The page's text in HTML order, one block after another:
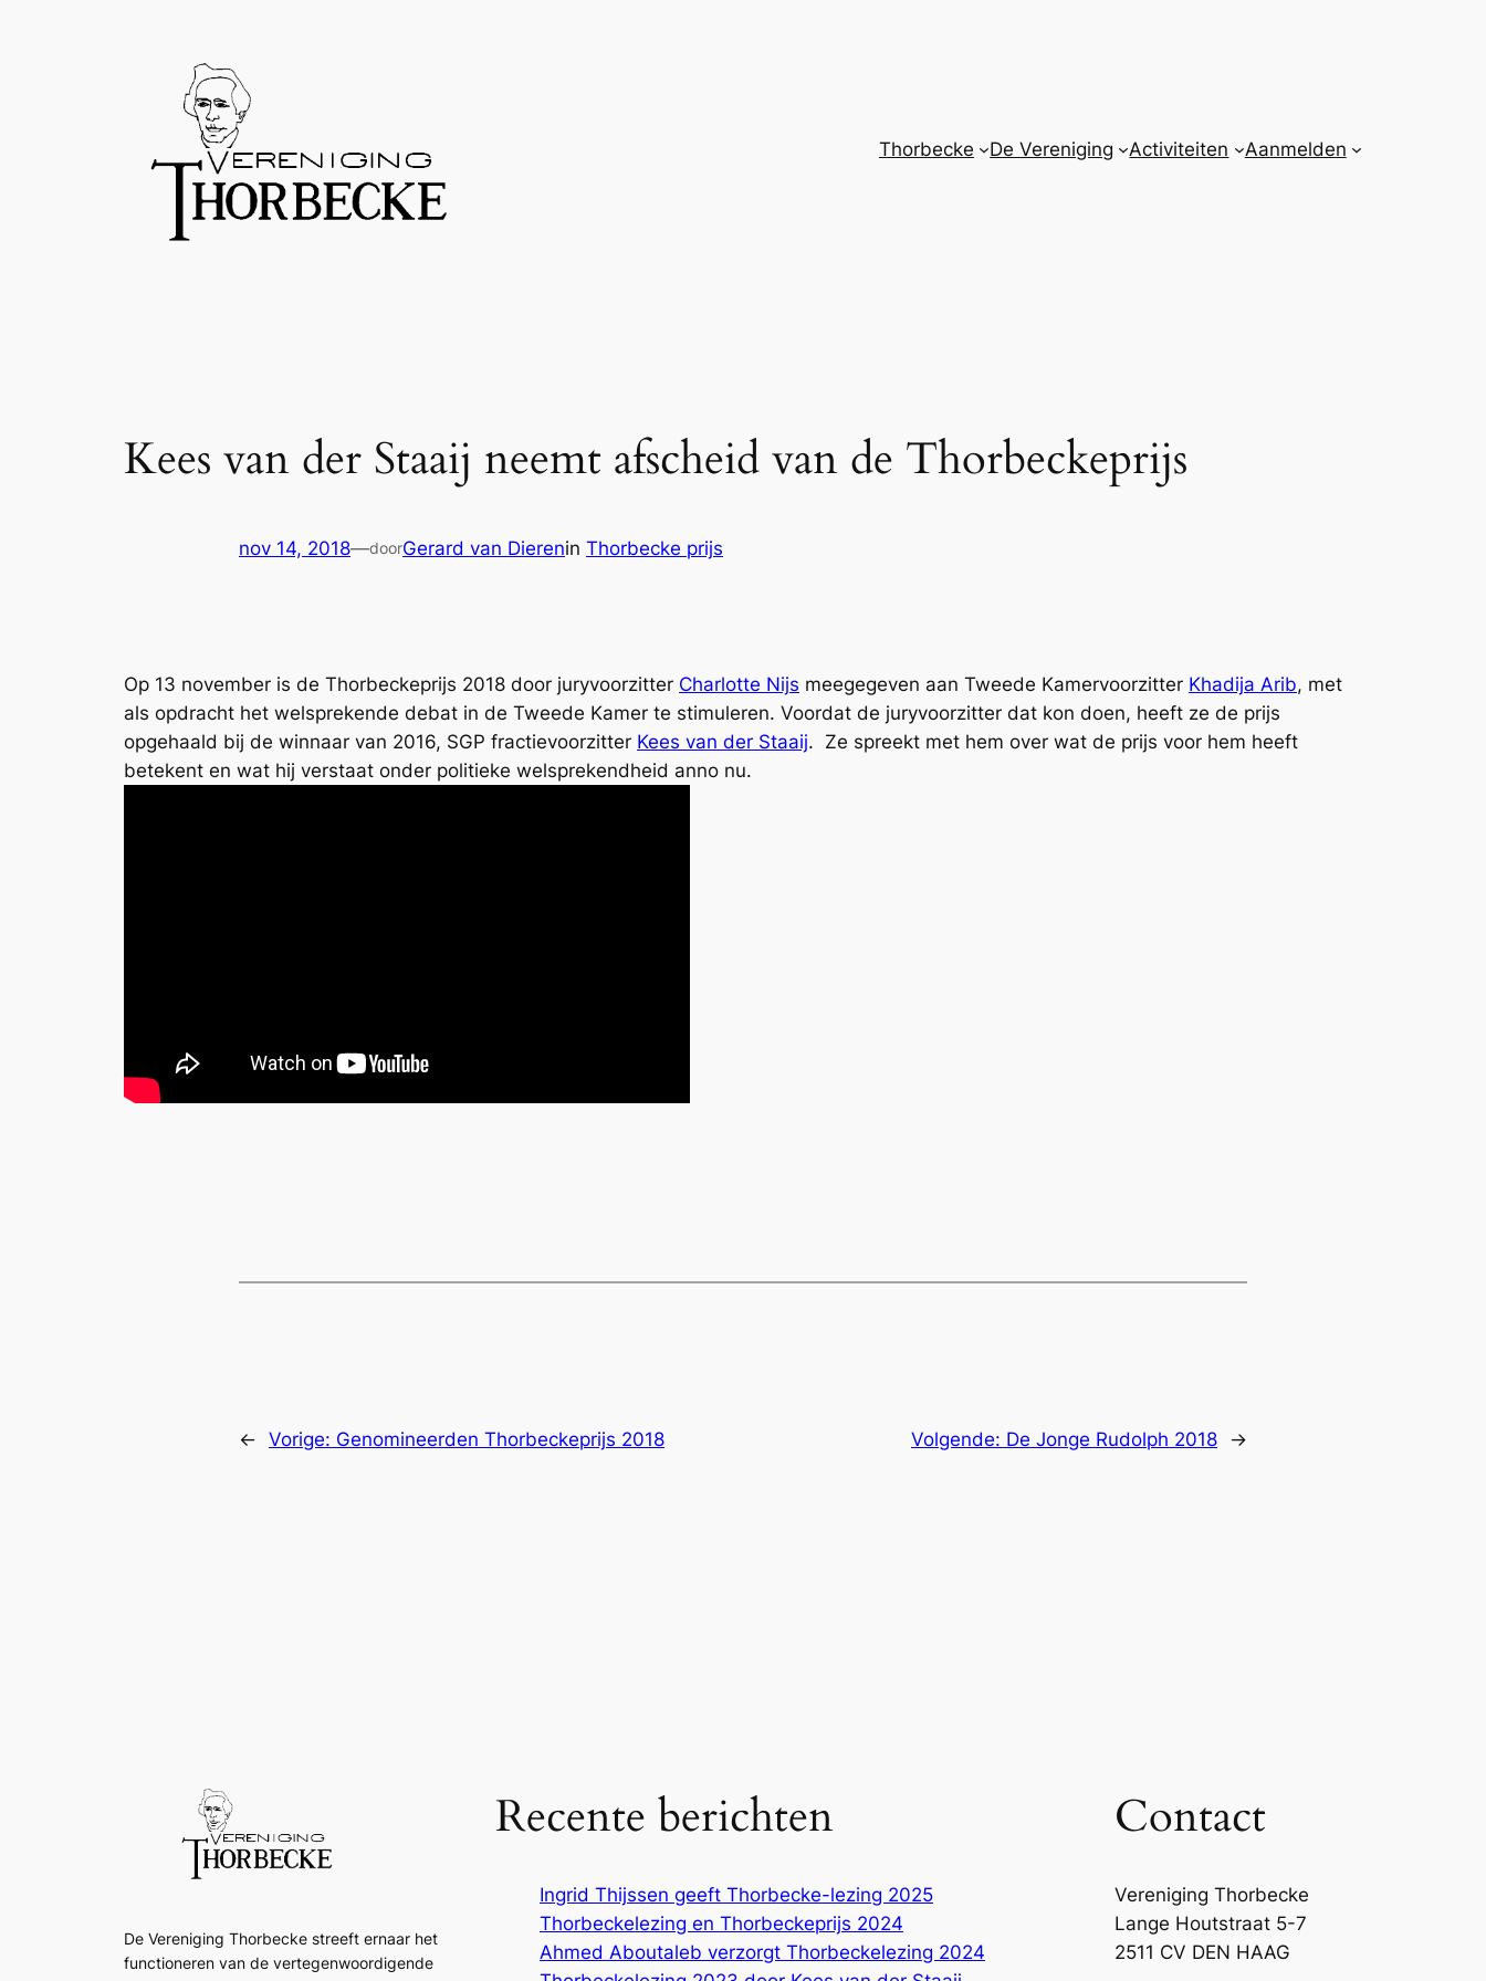
Thorbecke
De Vereniging Activiteiten Aanmelden
Kees van der Staaij neemt afscheid van de Thorbeckeprijs
nov 14, 2018—doorGerard van Dierenin Thorbecke prijs
Op 13 november is de Thorbeckeprijs 2018 door juryvoorzitter Charlotte Nijs meegegeven aan Tweede Kamervoorzitter Khadija Arib, met
als opdracht het welsprekende debat in de Tweede Kamer te stimuleren. Voordat de juryvoorzitter dat kon doen, heeft ze de prijs
opgehaald bij de winnaar van 2016, SGP fractievoorzitter Kees van der Staaij. Ze spreekt met hem over wat de prijs voor hem heeft
betekent en wat hij verstaat onder politieke welsprekendheid anno nu.
← Vorige: Genomineerden Thorbeckeprijs 2018 Volgende: De Jonge Rudolph 2018 →
De Vereniging Thorbecke streeft ernaar het
functioneren van de vertegenwoordigende
Recente berichten
Ingrid Thijssen geeft Thorbecke-lezing 2025
Thorbeckelezing en Thorbeckeprijs 2024
Ahmed Aboutaleb verzorgt Thorbeckelezing 2024
Contact
Vereniging Thorbecke
Lange Houtstraat 5-7
2511 CV DEN HAAG